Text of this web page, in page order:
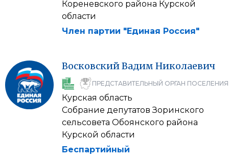
Кореневского района Курской
области
Член партии "Единая Россия"
ВосковскийВадим Николаевич
ПРЕДСТАВИТЕЛЬНЫЙ ОРГАН ПОСЕЛЕНИЯ
Курская область
Собрание депутатов Зоринского
сельсовета Обоянского района
Курской области
Беспартийный